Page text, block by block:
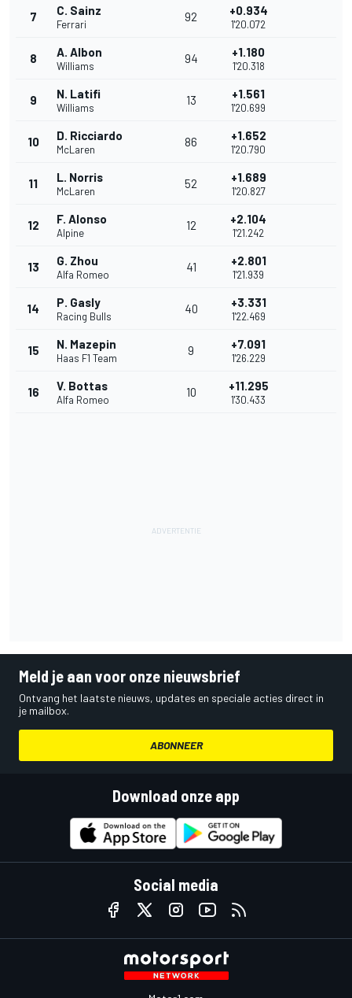
7 C. Sainz
Ferrari
92 +0.934
1'20.072
8 A. Albon
Williams
94 +1.180
1'20.318
9 N. Latifi
Williams
13 +1.561
1'20.699
10 D. Ricciardo
McLaren
86 +1.652
1'20.790
11 L. Norris
McLaren
52 +1.689
1'20.827
12 F. Alonso
Alpine
12 +2.104
1'21.242
13 G. Zhou
Alfa Romeo
41 +2.801
1'21.939
14 P. Gasly
Racing Bulls
40 +3.331
1'22.469
15 N. Mazepin
Haas F1 Team
9 +7.091
1'26.229
16 V. Bottas
Alfa Romeo
10 +11.295
1'30.433
Meld je aan voor onze nieuwsbrief
Ontvang het laatste nieuws, updates en speciale acties direct in
je mailbox.
ABONNEER
Download onze app
Social media